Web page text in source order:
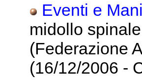
Eventi e
midollo
(Federazione
(16/12/2006 -